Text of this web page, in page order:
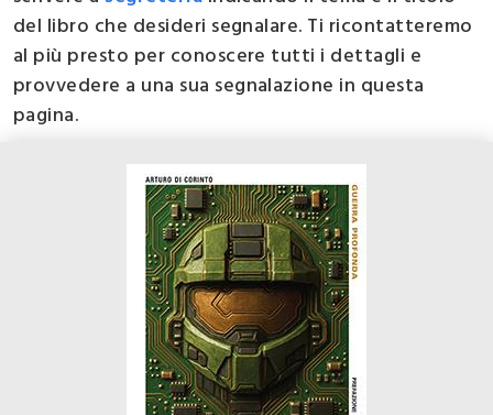
del libro che desideri segnalare. Ti ricontatteremo
al più presto per conoscere tutti i dettagli e
provvedere a una sua segnalazione in questa
pagina.